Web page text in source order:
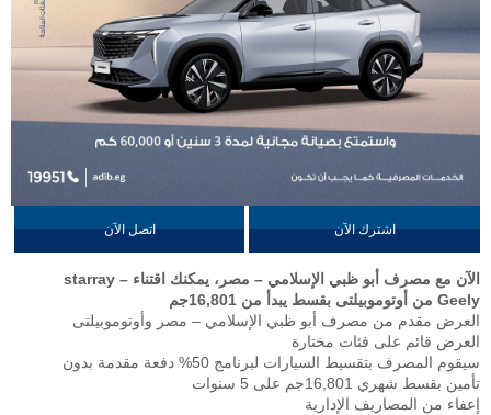
اشترك الآن اتصل الآن
الآن مع مصرف أبو ظبي الإسلامي – مصر، يمكنك اقتناء starray –
Geely من أوتوموبيلتى بقسط يبدأ من 16,801جم
العرض مقدم من مصرف أبو ظبي الإسلامي – مصر وأوتوموبيلتى
العرض قائم على فئات مختارة
سيقوم المصرف بتقسيط السيارات لبرنامج 50% دفعة مقدمة بدون
تأمين بقسط شهري 16,801جم على 5 سنوات
إعفاء من المصاريف الإدارية